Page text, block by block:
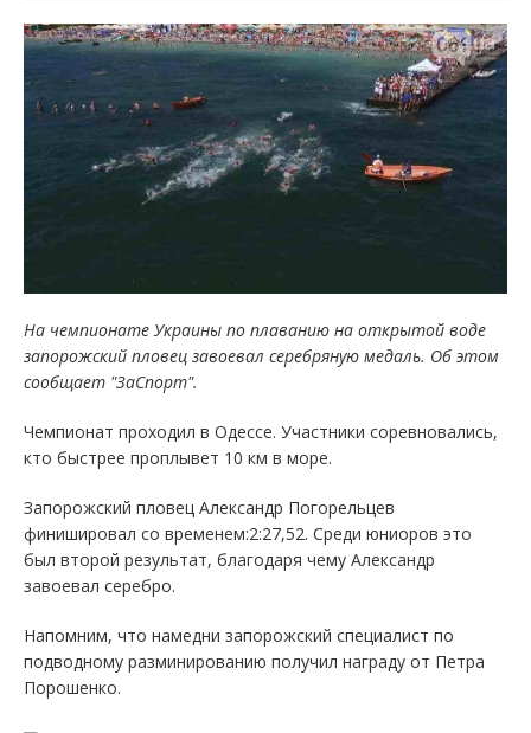
На чемпионате Украины по плаванию на открытой воде
запорожский пловец завоевал серебряную медаль. Об этом
сообщает "ЗаСпорт".
Чемпионат проходил в Одессе. Участники соревновались,
кто быстрее проплывет 10 км в море.
Запорожский пловец Александр Погорельцев
финишировал со временем:2:27,52. Среди юниоров это
был второй результат, благодаря чему Александр
завоевал серебро.
Напомним, что намедни запорожский специалист по
подводному разминированию получил награду от Петра
Порошенко.